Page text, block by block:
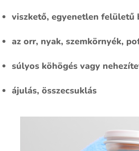
viszkető, egyenetlen felületű
az orr, nyak, szemkörnyék,
súlyos köhögés vagy
ájulás, összecsuklás